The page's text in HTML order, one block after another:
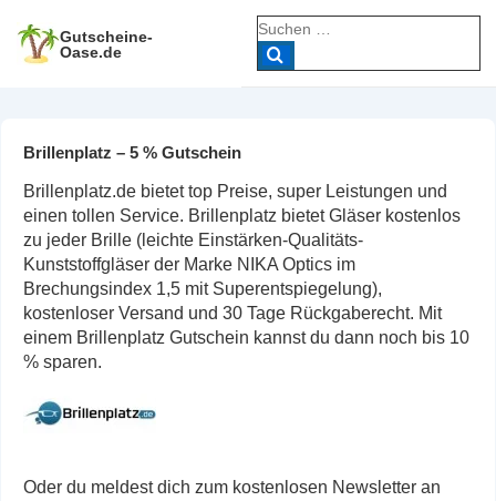
Zum
Inhalt
Gutscheine-
Oase.de
Suche
nach:
Brillenplatz – 5 % Gutschein
Brillenplatz.de bietet top Preise, super Leistungen und
einen tollen Service. Brillenplatz bietet Gläser kostenlos
zu jeder Brille (leichte Einstärken-Qualitäts-
Kunststoffgläser der Marke NIKA Optics im
Brechungsindex 1,5 mit Superentspiegelung),
kostenloser Versand und 30 Tage Rückgaberecht. Mit
einem Brillenplatz Gutschein kannst du dann noch bis 10
% sparen.
Oder du meldest dich zum kostenlosen Newsletter an